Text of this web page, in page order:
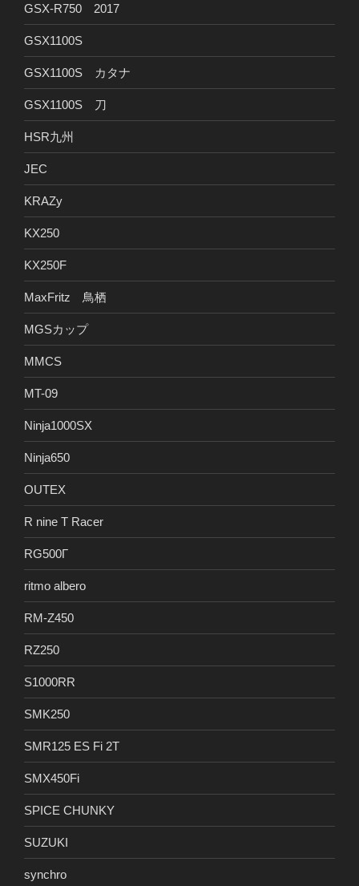
GSX-R750 2017
GSX1100S
GSX1100S カタナ
GSX1100S 刀
HSR九州
JEC
KRAZy
KX250
KX250F
MaxFritz 鳥栖
MGSカップ
MMCS
MT-09
Ninja1000SX
Ninja650
OUTEX
R nine T Racer
RG500Γ
ritmo albero
RM-Z450
RZ250
S1000RR
SMK250
SMR125 ES Fi 2T
SMX450Fi
SPICE CHUNKY
SUZUKI
synchro